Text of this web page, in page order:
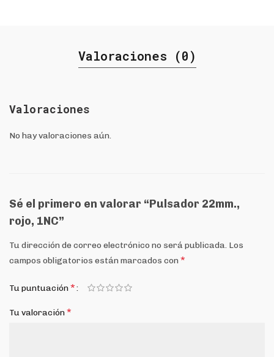
Valoraciones (0)
Valoraciones
No hay valoraciones aún.
Sé el primero en valorar “Pulsador 22mm.,
rojo, 1NC”
Tu dirección de correo electrónico no será publicada. Los
campos obligatorios están marcados con *
Tu puntuación*
Tu valoración*